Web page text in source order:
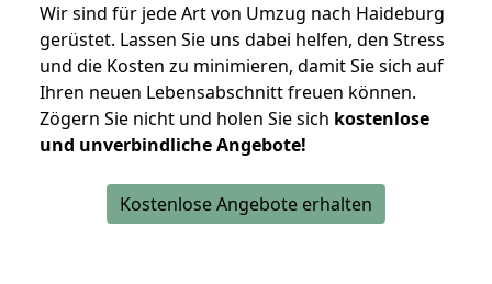
Wir sind für jede Art von Umzug nach Haideburg
gerüstet. Lassen Sie uns dabei helfen, den Stress
und die Kosten zu minimieren, damit Sie sich auf
Ihren neuen Lebensabschnitt freuen können.
Zögern Sie nicht und holen Sie sich kostenlose
und unverbindliche Angebote!
Kostenlose Angebote erhalten